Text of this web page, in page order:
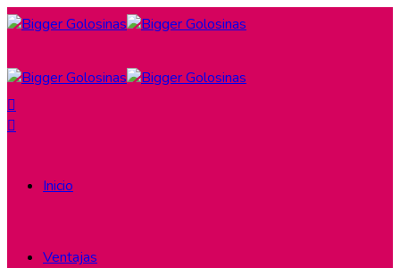
Inicio
Ventajas